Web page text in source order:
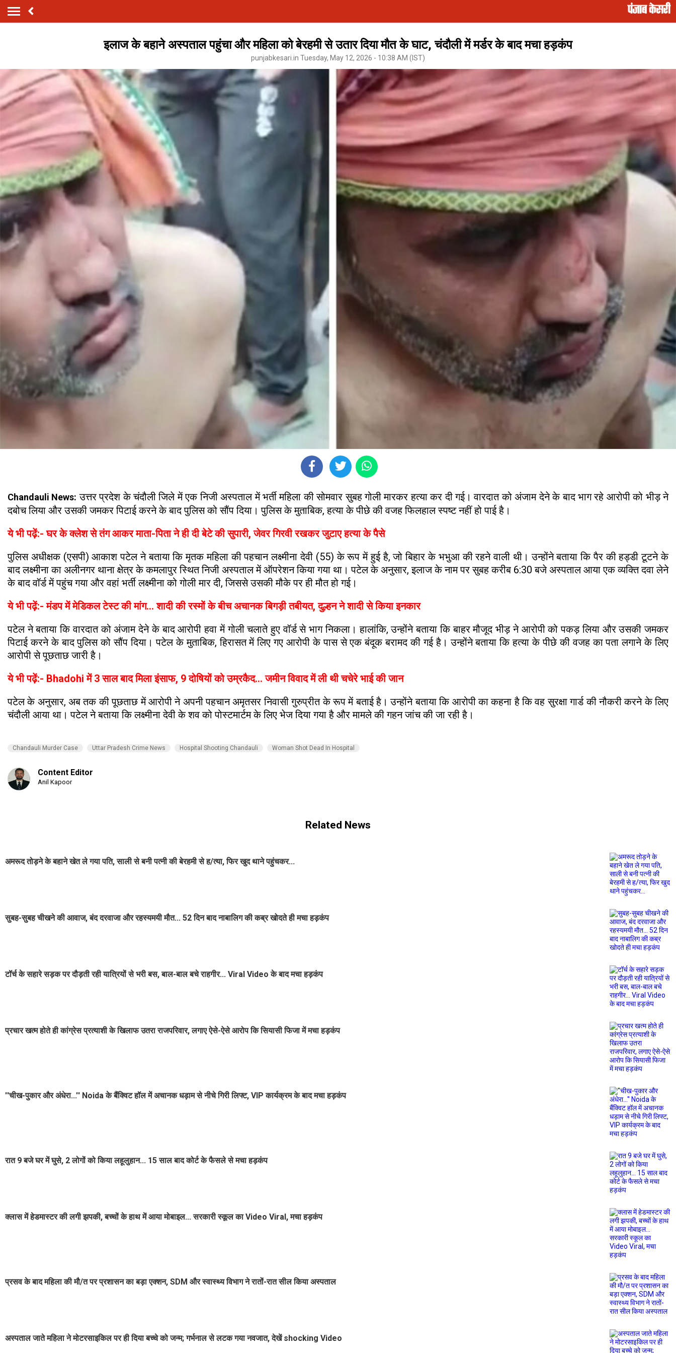
इलाज के बहाने अस्पताल पहुंचा और महिला को बेरहमी से उतार दिया मौत के घाट, चंदौली में मर्डर के बाद मचा हड़कंप
punjabkesari.in Tuesday, May 12, 2026 - 10:38 AM (IST)
Chandauli News: उत्तर प्रदेश के चंदौली जिले में एक निजी अस्पताल में भर्ती महिला की सोमवार सुबह गोली मारकर हत्या कर दी गई। वारदात को अंजाम देने के बाद भाग रहे आरोपी को भीड़ ने
दबोच लिया और उसकी जमकर पिटाई करने के बाद पुलिस को सौंप दिया। पुलिस के मुताबिक, हत्या के पीछे की वजह फिलहाल स्पष्ट नहीं हो पाई है।
ये भी पढ़ें:- घर के क्लेश से तंग आकर माता-पिता ने ही दी बेटे की सुपारी, जेवर गिरवी रखकर जुटाए हत्या के पैसे
पुलिस अधीक्षक (एसपी) आकाश पटेल ने बताया कि मृतक महिला की पहचान लक्ष्मीना देवी (55) के रूप में हुई है, जो बिहार के भभुआ की रहने वाली थी। उन्होंने बताया कि पैर की हड्डी टूटने के
बाद लक्ष्मीना का अलीनगर थाना क्षेत्र के कमलापुर स्थित निजी अस्पताल में ऑपरेशन किया गया था। पटेल के अनुसार, इलाज के नाम पर सुबह करीब 6:30 बजे अस्पताल आया एक व्यक्ति दवा लेने
के बाद वॉर्ड में पहुंच गया और वहां भर्ती लक्ष्मीना को गोली मार दी, जिससे उसकी मौके पर ही मौत हो गई।
ये भी पढ़ें:- मंडप में मेडिकल टेस्ट की मांग... शादी की रस्मों के बीच अचानक बिगड़ी तबीयत, दुल्हन ने शादी से किया इनकार
पटेल ने बताया कि वारदात को अंजाम देने के बाद आरोपी हवा में गोली चलाते हुए वॉर्ड से भाग निकला। हालांकि, उन्होंने बताया कि बाहर मौजूद भीड़ ने आरोपी को पकड़ लिया और उसकी जमकर
पिटाई करने के बाद पुलिस को सौंप दिया। पटेल के मुताबिक, हिरासत में लिए गए आरोपी के पास से एक बंदूक बरामद की गई है। उन्होंने बताया कि हत्या के पीछे की वजह का पता लगाने के लिए
आरोपी से पूछताछ जारी है।
ये भी पढ़ें:- Bhadohi में 3 साल बाद मिला इंसाफ, 9 दोषियों को उम्रकैद... जमीन विवाद में ली थी चचेरे भाई की जान
पटेल के अनुसार, अब तक की पूछताछ में आरोपी ने अपनी पहचान अमृतसर निवासी गुरुप्रीत के रूप में बताई है। उन्होंने बताया कि आरोपी का कहना है कि वह सुरक्षा गार्ड की नौकरी करने के लिए
चंदौली आया था। पटेल ने बताया कि लक्ष्मीना देवी के शव को पोस्टमार्टम के लिए भेज दिया गया है और मामले की गहन जांच की जा रही है।
Chandauli Murder Case Uttar Pradesh Crime News Hospital Shooting Chandauli Woman Shot Dead In Hospital
Content Editor
Anil Kapoor
Related News
अमरूद तोड़ने के बहाने खेत ले गया पति, साली से बनी पत्नी की बेरहमी से ह/त्या, फिर खुद थाने पहुंचकर...
सुबह-सुबह चीखने की आवाज, बंद दरवाजा और रहस्यमयी मौत... 52 दिन बाद नाबालिग की कब्र खोदते ही मचा हड़कंप
टॉर्च के सहारे सड़क पर दौड़ती रही यात्रियों से भरी बस, बाल-बाल बचे राहगीर... Viral Video के बाद मचा हड़कंप
प्रचार खत्म होते ही कांग्रेस प्रत्याशी के खिलाफ उतरा राजपरिवार, लगाए ऐसे-ऐसे आरोप कि सियासी फिजा में मचा हड़कंप
''चीख-पुकार और अंधेरा...'' Noida के बैंक्विट हॉल में अचानक धड़ाम से नीचे गिरी लिफ्ट, VIP कार्यक्रम के बाद मचा हड़कंप
रात 9 बजे घर में घुसे, 2 लोगों को किया लहूलुहान... 15 साल बाद कोर्ट के फैसले से मचा हड़कंप
क्लास में हेडमास्टर की लगी झपकी, बच्चों के हाथ में आया मोबाइल... सरकारी स्कूल का Video Viral, मचा हड़कंप
प्रसव के बाद महिला की मौ/त पर प्रशासन का बड़ा एक्शन, SDM और स्वास्थ्य विभाग ने रातों-रात सील किया अस्पताल
अस्पताल जाते महिला ने मोटरसाइकिल पर ही दिया बच्चे को जन्म; गर्भनाल से लटक गया नवजात, देखें shocking Video